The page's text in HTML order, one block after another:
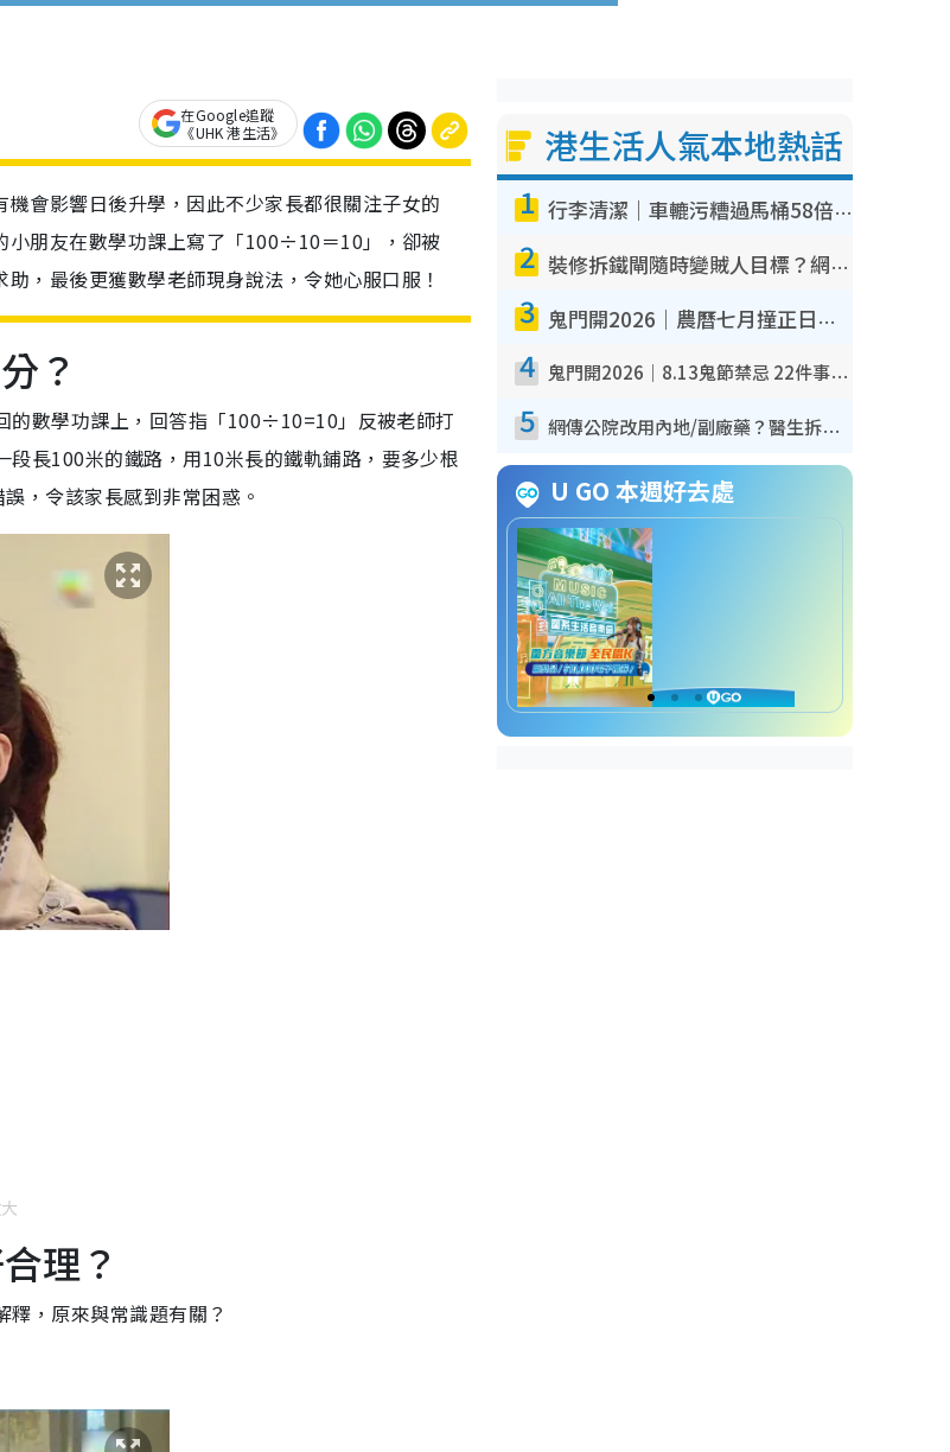
在Google追蹤
《UHK 港生活》
會影響日後升學，因此不少家長都很關注子女的
小朋友在數學功課上寫了「100÷10＝10」，卻被
，最後更獲數學老師現身說法，令她心服口服！
？
的數學功課上，回答指「100÷10=10」反被老師打
長100米的鐵路，用10米長的鐵軌鋪路，要多少根
，令該家長感到非常困惑。
理？
，原來與常識題有關？
港生活人氣本地熱話
1 行李清潔｜車轆污糟過馬桶58倍！專家警告忌用酒精抹 教1招免污手除菌
2 裝修拆鐵閘隨時變賊人目標？網民揭2大關鍵用途：裝新式等於白裝？附新舊鐵閘分別
3 鬼門開2026｜農曆七月撞正日全食特別邪？專家警告切忌做一事！揭4大禁忌+2招保平安
4 鬼門開2026｜8.13鬼節禁忌 22件事唔做得！燒肉、刺身要少食？半夜勿吹口哨/打呢個電話
5 網傳公院改用內地/副廠藥？醫生拆解正副廠分別 揭4類人換藥隨時出事
U GO 本週好去處